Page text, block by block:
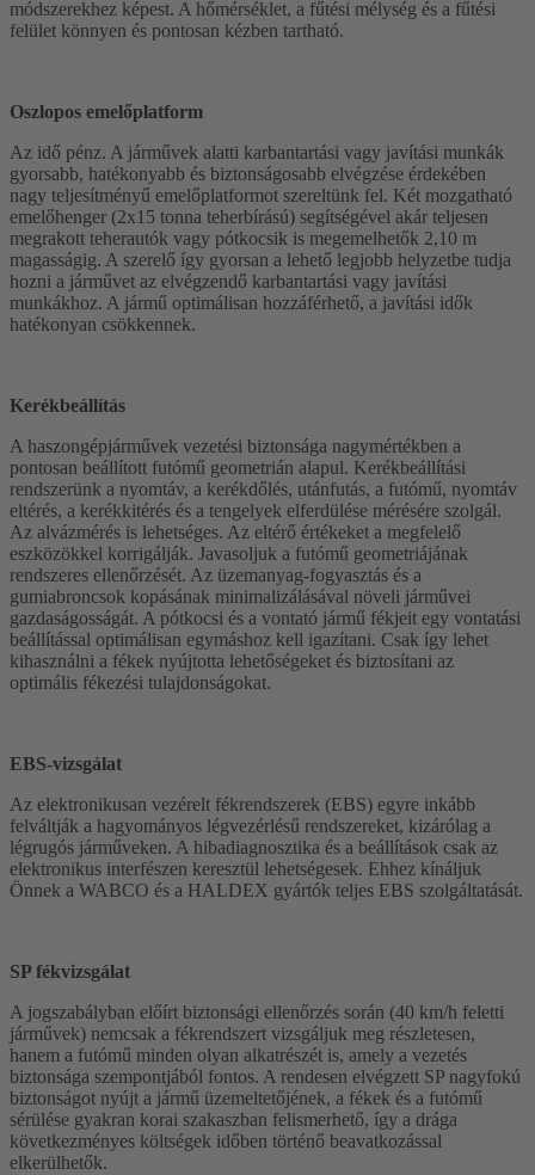
módszerekhez képest. A hőmérséklet, a fűtési mélység és a fűtési
felület könnyen és pontosan kézben tartható.
Oszlopos emelőplatform
Az idő pénz. A járművek alatti karbantartási vagy javítási munkák
gyorsabb, hatékonyabb és biztonságosabb elvégzése érdekében
nagy teljesítményű emelőplatformot szereltünk fel. Két mozgatható
emelőhenger (2x15 tonna teherbírású) segítségével akár teljesen
megrakott teherautók vagy pótkocsik is megemelhetők 2,10 m
magasságig. A szerelő így gyorsan a lehető legjobb helyzetbe tudja
hozni a járművet az elvégzendő karbantartási vagy javítási
munkákhoz. A jármű optimálisan hozzáférhető, a javítási idők
hatékonyan csökkennek.
Kerékbeállítás
A haszongépjárművek vezetési biztonsága nagymértékben a
pontosan beállított futómű geometrián alapul. Kerékbeállítási
rendszerünk a nyomtáv, a kerékdőlés, utánfutás, a futómű, nyomtáv
eltérés, a kerékkitérés és a tengelyek elferdülése mérésére szolgál.
Az alvázmérés is lehetséges. Az eltérő értékeket a megfelelő
eszközökkel korrigálják. Javasoljuk a futómű geometriájának
rendszeres ellenőrzését. Az üzemanyag-fogyasztás és a
gumiabroncsok kopásának minimalizálásával növeli járművei
gazdaságosságát. A pótkocsi és a vontató jármű fékjeit egy vontatási
beállítással optimálisan egymáshoz kell igazítani. Csak így lehet
kihasználni a fékek nyújtotta lehetőségeket és biztosítani az
optimális fékezési tulajdonságokat.
EBS-vizsgálat
Az elektronikusan vezérelt fékrendszerek (EBS) egyre inkább
felváltják a hagyományos légvezérlésű rendszereket, kizárólag a
légrugós járműveken. A hibadiagnosztika és a beállítások csak az
elektronikus interfészen keresztül lehetségesek. Ehhez kínáljuk
Önnek a WABCO és a HALDEX gyártók teljes EBS szolgáltatását.
SP fékvizsgálat
A jogszabályban előírt biztonsági ellenőrzés során (40 km/h feletti
járművek) nemcsak a fékrendszert vizsgáljuk meg részletesen,
hanem a futómű minden olyan alkatrészét is, amely a vezetés
biztonsága szempontjából fontos. A rendesen elvégzett SP nagyfokú
biztonságot nyújt a jármű üzemeltetőjének, a fékek és a futómű
sérülése gyakran korai szakaszban felismerhető, így a drága
következményes költségek időben történő beavatkozással
elkerülhetők.